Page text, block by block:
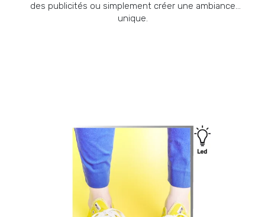
des publicités ou simplement créer une ambiance
unique.